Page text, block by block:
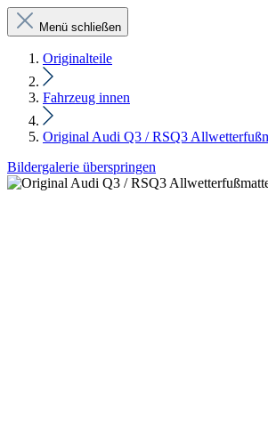
Menü schließen
Originalteile
Fahrzeug innen
Original Audi Q3 / RSQ3
Bildergalerie überspringen